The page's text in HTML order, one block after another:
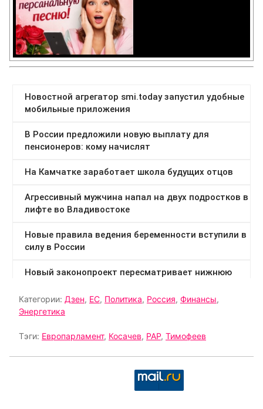
Категории: Дзен, ЕС, Политика, Россия, Финансы,
Энергетика
Тэги: Европарламент, Косачев, РАР, Тимофеев